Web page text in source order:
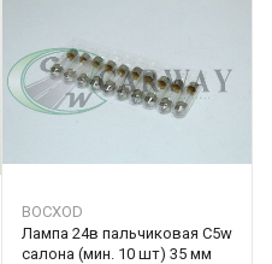
BOCXOD
Лампа 24в пальчиковая C5w
салона (мин. 10 шт) 35 мм